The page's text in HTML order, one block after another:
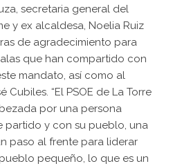
secretaria general del
y ex alcaldesa, Noelia Ruiz
de agradecimiento para
que han compartido con
mandato, así como al
Cubiles. “El PSOE de La Torre
por una persona
partido y con su pueblo, una
paso al frente para liderar
pequeño, lo que es un